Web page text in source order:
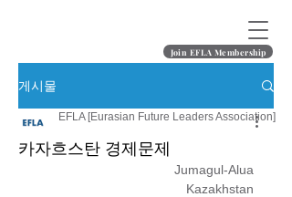
Join EFLA Membership
게시물
카자흐스탄 경제문제
EFLA [Eurasian Future Leaders Association]
Jumagul-Alua
Kazakhstan